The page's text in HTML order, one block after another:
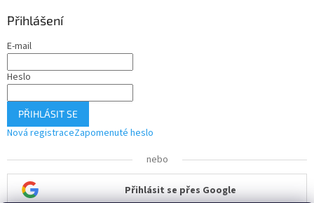
Přihlášení
E-mail
Heslo
PŘIHLÁSIT SE
Nová registraceZapomenuté heslo
nebo
Přihlásit se přes Google